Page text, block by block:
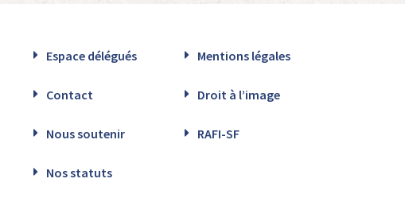
Espace délégués Mentions légales
Contact Droit à l’image
Nous soutenir RAFI-SF
Nos statuts